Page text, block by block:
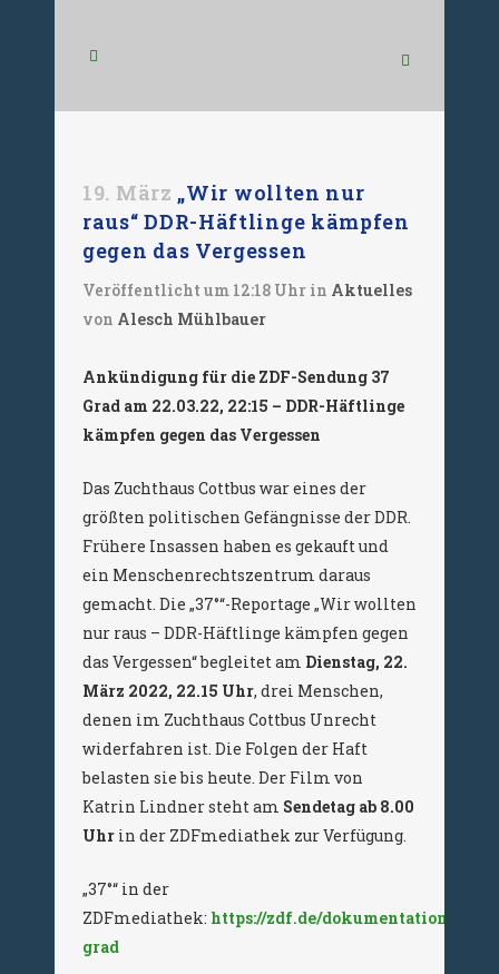
19. März „Wir wollten nur
raus“ DDR-Häftlinge kämpfen
gegen das Vergessen
Veröffentlicht um 12:18 Uhr in Aktuelles
von Alesch Mühlbauer
Ankündigung für die ZDF-Sendung 37
Grad am 22.03.22, 22:15 – DDR-Häftlinge
kämpfen gegen das Vergessen
Das Zuchthaus Cottbus war eines der
größten politischen Gefängnisse der DDR.
Frühere Insassen haben es gekauft und
ein Menschenrechtszentrum daraus
gemacht. Die „37°“-Reportage „Wir wollten
nur raus – DDR-Häftlinge kämpfen gegen
das Vergessen“ begleitet am Dienstag, 22.
März 2022, 22.15 Uhr, drei Menschen,
denen im Zuchthaus Cottbus Unrecht
widerfahren ist. Die Folgen der Haft
belasten sie bis heute. Der Film von
Katrin Lindner steht am Sendetag ab 8.00
Uhr in der ZDFmediathek zur Verfügung.
„37°“ in der
ZDFmediathek: https://zdf.de/dokumentation/37-
grad